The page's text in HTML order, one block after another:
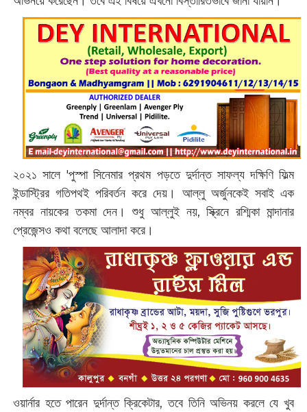
২০২১ সালে 'পুস্পা সিনেমার প্রথম পড়তে দুর্দান্ত সাফল্য দক্ষিণি ফিল্ম
ইন্ডাস্ট্রির গতিপথই পরিবর্তন করে দেয়। আল্লু অর্জুনকেই সবাই এক
নম্বর নায়কের তকমা দেন। শুধু আল্লুই নয়, স্ক্রিনে রশ্মিকা মান্দানার
প্রেজেন্সও কথা বলেছে আলাদা করে।
ওয়ার্নার হতে পারেন দুর্দান্ত ক্রিকেটার, তবে তিনি অভিনয় করলে যে খুব